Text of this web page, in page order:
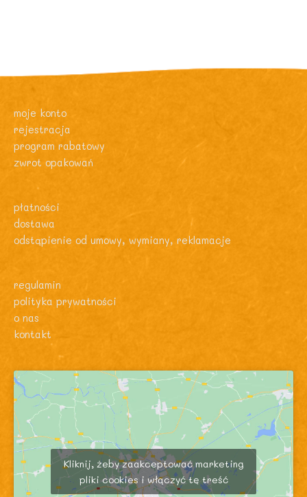
moje konto
rejestracja
program rabatowy
zwrot opakowań
płatności
dostawa
odstąpienie od umowy, wymiany, reklamacje
regulamin
polityka prywatności
o nas
kontakt
Kliknij, żeby zaakceptować marketing
pliki cookies i włączyć tę treść